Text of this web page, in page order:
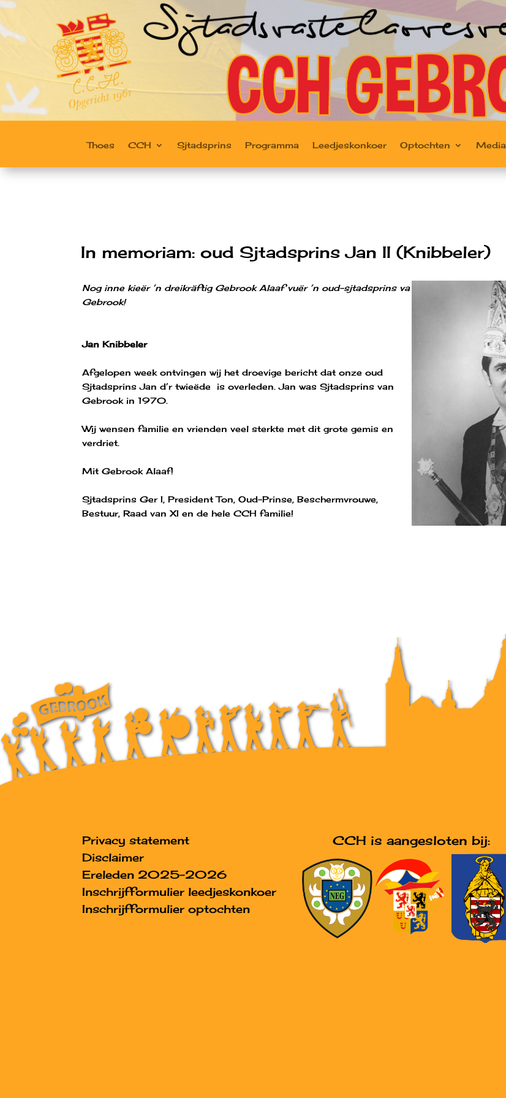
Thoes CCH Sjtadsprins Programma Leedjeskonkoer Optochten Media
In memoriam: oud Sjtadsprins Jan II (Knibbeler)
Nog inne kieër ’n dreikräftig Gebrook Alaaf vuër ’n oud-sjtadsprins va
Gebrook!
Jan Knibbeler
Afgelopen week ontvingen wij het droevige bericht dat onze oud
Sjtadsprins Jan d’r twieëde is overleden. Jan was Sjtadsprins van
Gebrook in 1970.
Wij wensen familie en vrienden veel sterkte met dit grote gemis en
verdriet.
Mit Gebrook Alaaf!
Sjtadsprins Ger I, President Ton, Oud-Prinse, Beschermvrouwe,
Bestuur, Raad van XI en de hele CCH familie!
Privacy statement
Disclaimer
Ereleden 2025-2026
Inschrijfformulier leedjeskonkoer
Inschrijfformulier optochten
CCH is aangesloten bij: